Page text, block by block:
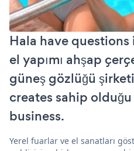
Hala have
el yapımı ahşap
güneş gözlüğü
creates sahip
business.
Yerel fuarlar ve el sanatları